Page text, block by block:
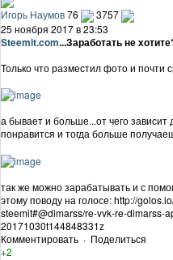
Игорь Наумов76
3757
25 ноября 2017 в 23:53
Steemit.com...Заработать не
Только что разместил фото и почти
а бывает и больше...от чего
понравится и тогда больше
так же можно зарабатывать и с
этому поводу на голосе: http://
steemit#@dimarss/re-vvk-re-dimarss-
20171030t144848331z
Комментировать · Поделиться
+2